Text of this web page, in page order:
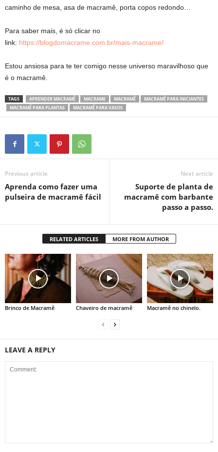
caminho de mesa, asa de macramê, porta copos redondo…
Para saber mais, é só clicar no
link: https://blogdomacrame.com.br/mais-macrame/
Estou ansiosa para te ter comigo nesse universo maravilhoso que
é o macramê.
TAGS APRENDER MACRAMÊ MACRAME MACRAMÊ
MACRAMÊ PARA INICIANTES
MACRAMÊ PARA PLANTAS
MACRAMÊ PARA VASOS
Previous article
Aprenda como fazer uma
pulseira de macramê fácil
Next article
Suporte de planta de
macramê com barbante
passo a passo.
RELATED ARTICLES MORE FROM AUTHOR
Brinco de Macramê Chaveiro de macramê Macramê no chinelo.
LEAVE A REPLY